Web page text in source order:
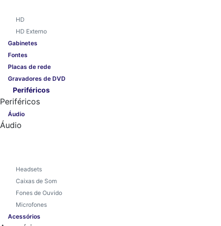
HD
HD Externo
Gabinetes
Fontes
Placas de rede
Gravadores de DVD
Periféricos
Periféricos
Áudio
Áudio
Headsets
Caixas de Som
Fones de Ouvido
Microfones
Acessórios